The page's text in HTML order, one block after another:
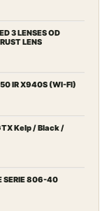
3 LENSES OD
LENS
IR X940S (WI-FI)
Kelp / Black /
SERIE 806-40